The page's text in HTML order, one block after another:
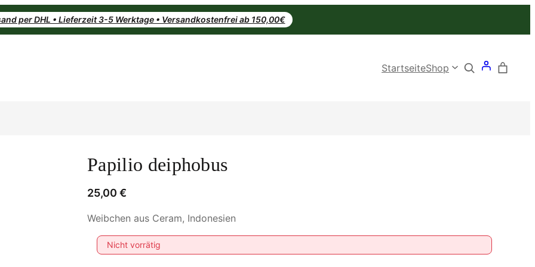
per DHL • Lieferzeit 3-5 Werktage • Versandkostenfrei ab 150,00€
StartseiteShop Search
Papilio deiphobus
25,00 €
Weibchen aus Ceram, Indonesien
Nicht vorrätig